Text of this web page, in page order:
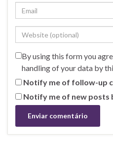
By using this form you
handling of your data by
Notify me of follow-up
Notify me of new posts